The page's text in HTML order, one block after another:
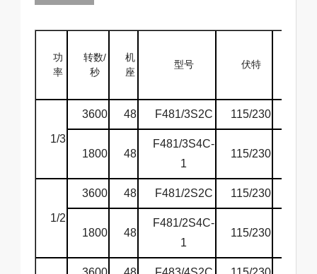
功
率
转数/
秒
机
座
型号 伏特
1/3
3600 48 F481/3S2C 115/230
1800 48
F481/3S4C-
1
115/230
1/2
3600 48 F481/2S2C 115/230
1800 48
F481/2S4C-
1
115/230